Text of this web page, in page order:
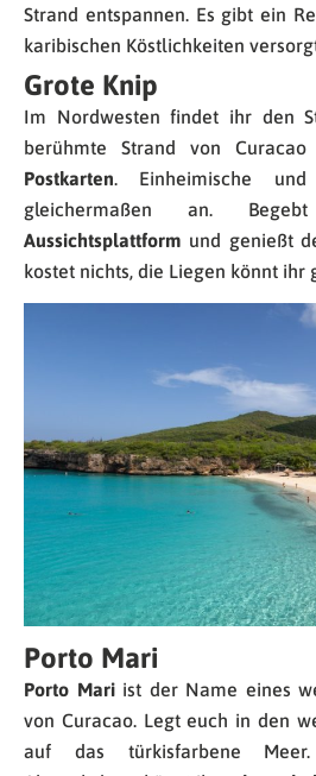
Strand entspannen. Es gibt ein
karibischen Köstlichkeiten
Grote Knip
Im Nordwesten findet ihr den
berühmte Strand von
Postkarten. Einheimische
gleichermaßen an.
Aussichtsplattform und genießt
kostet nichts, die Liegen könnt ihr
Porto Mari
Porto Mariist der Name eines
von Curacao. Legt euch in den
auf das türkisfarbene